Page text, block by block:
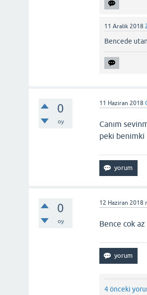
11 Aralık 2018
Bencede
0
oy
11 Haziran 2018
Canım
peki benimki
0
oy
12 Haziran 2018
Bence cok
4 önceki